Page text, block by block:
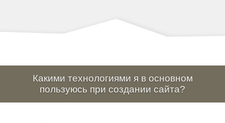
Какими технологиями я в основном
пользуюсь при создании сайта?